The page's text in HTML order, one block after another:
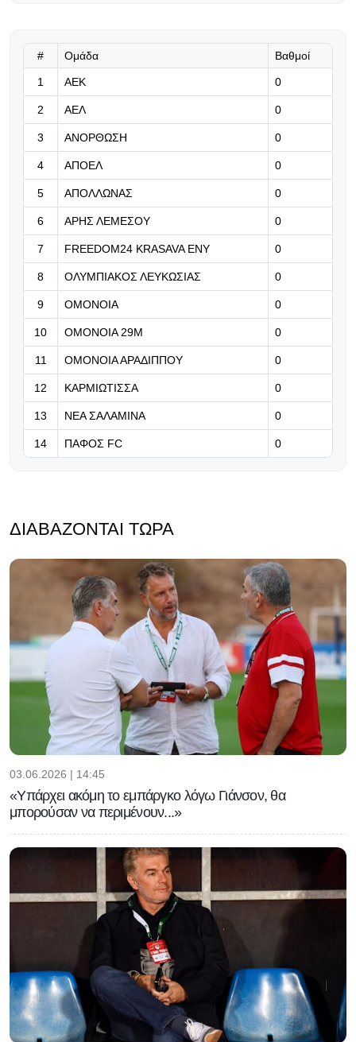
Σιμεόνε για Άλβαρες: «Η κατάσταση
είναι ξεκάθαρη, ο σύλλογος έχει
08.08.2026 | 12:58
Μια πιθανή εντεκάδα για τον
ΑΠΟΕΛ
08.08.2026 | 12:45
Κοντά στην απόκτηση του Σουζούκι
από την Πάρμα η Παρί Σεν Ζερμέν
08.08.2026 | 12:32
Έφερε Ταμπέκου η Κρασάβα!
08.08.2026 | 12:19
Ενίσχυσης συνέχεια με Ρισβάνη για
την Λάρισα!
# Ομάδα Βαθμοί
1 ΑΕΚ 0
2 ΑΕΛ 0
3 ΑΝΟΡΘΩΣΗ 0
4 ΑΠΟΕΛ 0
5 ΑΠΟΛΛΩΝΑΣ 0
6 ΑΡΗΣ ΛΕΜΕΣΟΥ 0
7 FREEDOM24 KRASAVA ΕΝΥ 0
8 ΟΛΥΜΠΙΑΚΟΣ ΛΕΥΚΩΣΙΑΣ 0
9 ΟΜΟΝΟΙΑ 0
10 ΟΜΟΝΟΙΑ 29Μ 0
11 ΟΜΟΝΟΙΑ ΑΡΑΔΙΠΠΟΥ 0
12 ΚΑΡΜΙΩΤΙΣΣΑ 0
13 ΝΕΑ ΣΑΛΑΜΙΝΑ 0
14 ΠΑΦΟΣ FC 0
ΔΙΑΒΆΖΟΝΤΑΙ ΤΏΡΑ
03.06.2026 | 14:45
«Υπάρχει ακόμη το εμπάργκο λόγω Γιάνσον, θα
μπορούσαν να περιμένουν...»